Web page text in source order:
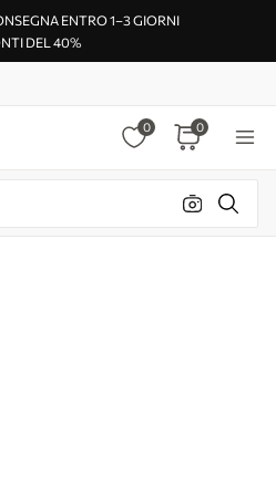
ENTRO 1–3 GIORNI
DEL 40%
0 0